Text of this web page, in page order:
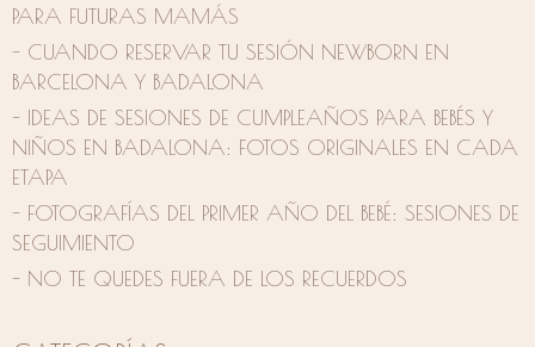
PARA FUTURAS MAMÁS
- CUANDO RESERVAR TU SESIÓN NEWBORN EN
BARCELONA Y BADALONA
- IDEAS DE SESIONES DE CUMPLEAÑOS PARA BEBÉS Y
NIÑOS EN BADALONA: FOTOS ORIGINALES EN CADA
ETAPA
- FOTOGRAFÍAS DEL PRIMER AÑO DEL BEBÉ: SESIONES DE
SEGUIMIENTO
- NO TE QUEDES FUERA DE LOS RECUERDOS